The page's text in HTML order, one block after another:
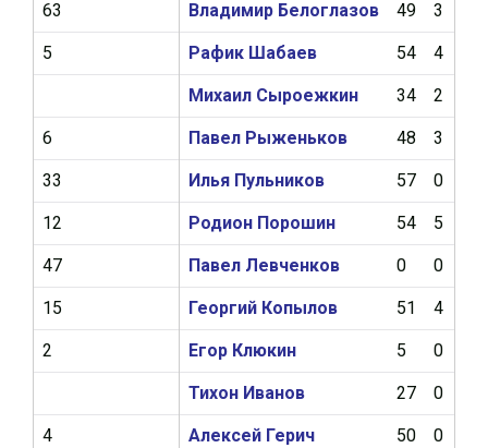
Владимир Белоглазов 49 3
Рафик Шабаев 54 4
Михаил Сыроежкин 34 2
Павел Рыженьков 48 3
Илья Пульников 57 0
Родион Порошин 54 5
Павел Левченков 0 0
Георгий Копылов 51 4
Егор Клюкин 5 0
Тихон Иванов 27 0
Алексей Герич 50 0
63
5
6
33
12
47
15
2
4